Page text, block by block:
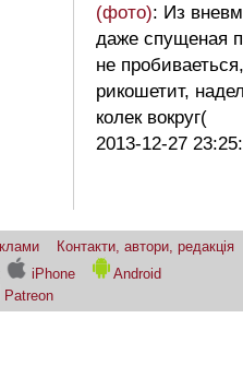
(фото): Из
даже спущеная
не
рикошетит,
колек вокруг(
2013-12-27
Контакти, автори, редакція
iPhone
Android
Patreon